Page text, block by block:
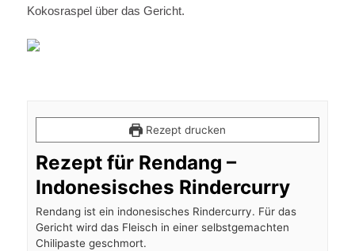
Kokosraspel über das Gericht.
Rezept drucken
Rezept für Rendang –
Indonesisches Rindercurry
Rendang ist ein indonesisches Rindercurry. Für das
Gericht wird das Fleisch in einer selbstgemachten
Chilipaste geschmort.